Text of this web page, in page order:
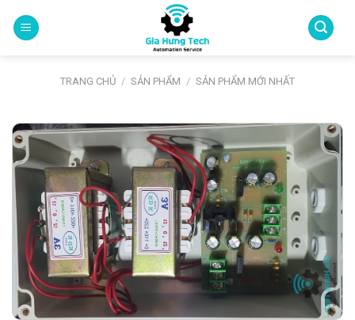
TRANG CHỦ / SẢN PHẨM / SẢN PHẨM MỚI NHẤT